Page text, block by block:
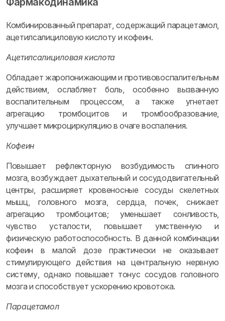
Комбинированный препарат, содержащий парацетамол,
ацетилсалициловую кислоту и кофеин.
Ацетилсалициловая кислота
Обладает жаропонижающим и противовоспалительным
действием, ослабляет боль, особенно вызванную
воспалительным процессом, а также угнетает
агрегацию тромбоцитов и тромбообразование,
улучшает микроциркуляцию в очаге воспаления.
Кофеин
Повышает рефлекторную возбудимость спинного
мозга, возбуждает дыхательный и сосудодвигательный
центры, расширяет кровеносные сосуды скелетных
мышц, головного мозга, сердца, почек, снижает
агрегацию тромбоцитов; уменьшает сонливость,
чувство усталости, повышает умственную и
физическую работоспособность. В данной комбинации
кофеин в малой дозе практически не оказывает
стимулирующего действия на центральную нервную
систему, однако повышает тонус сосудов головного
мозга и способствует ускорению кровотока.
Парацетамол